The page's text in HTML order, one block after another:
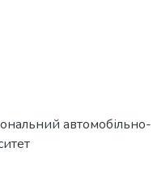
автомобільно-